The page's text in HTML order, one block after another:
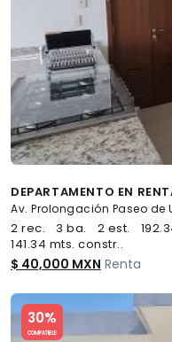
DEPARTAMENTO EN
2 rec. 3 ba. 2 est.
141.34 mts. constr..
$ 40,000 MXN Renta
30%
COMPATIBLE
Slide 1 of 5